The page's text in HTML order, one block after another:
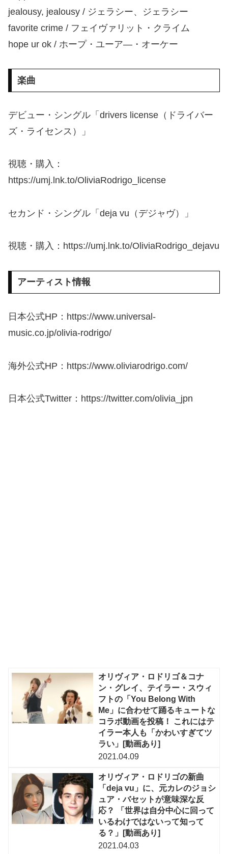
jealousy, jealousy / ジェラシー、ジェラシー
favorite crime / フェイヴァリット・クライム
hope ur ok / ホープ・ユーア―・オーケー
楽曲
デビュー・シングル「drivers license（ドライバー
ズ・ライセンス）」
視聴・購入：
https://umj.lnk.to/OliviaRodrigo_license
セカンド・シングル「deja vu（デジャヴ）」
視聴・購入：https://umj.lnk.to/OliviaRodrigo_dejavu
アーティスト情報
日本公式HP：https://www.universal-
music.co.jp/olivia-rodrigo/
海外公式HP：https://www.oliviarodrigo.com/
日本公式Twitter：https://twitter.com/olivia_jpn
オリヴィア・ロドリゴ＆コナ
ン・グレイ、テイラー・スウィ
フトの「You Belong With
Me」に合わせて踊るキュートな
コラボ動画を投稿！ これにはテ
イラー本人も「かわいすぎてツ
ラい」[動画あり]
2021.04.09
オリヴィア・ロドリゴの新曲
「deja vu」に、元カレのジョシ
ュア・バセットが意味深な反
応？ 「世界は自分中心に回って
いるわけではないって知って
る？」[動画あり]
2021.04.03